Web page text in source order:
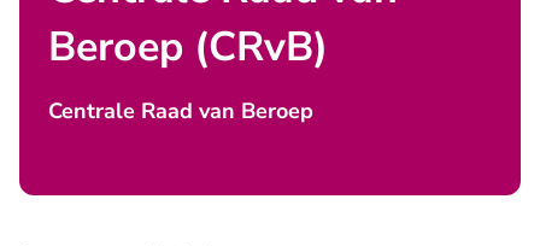
Beroep (CRvB)
Centrale Raad van Beroep